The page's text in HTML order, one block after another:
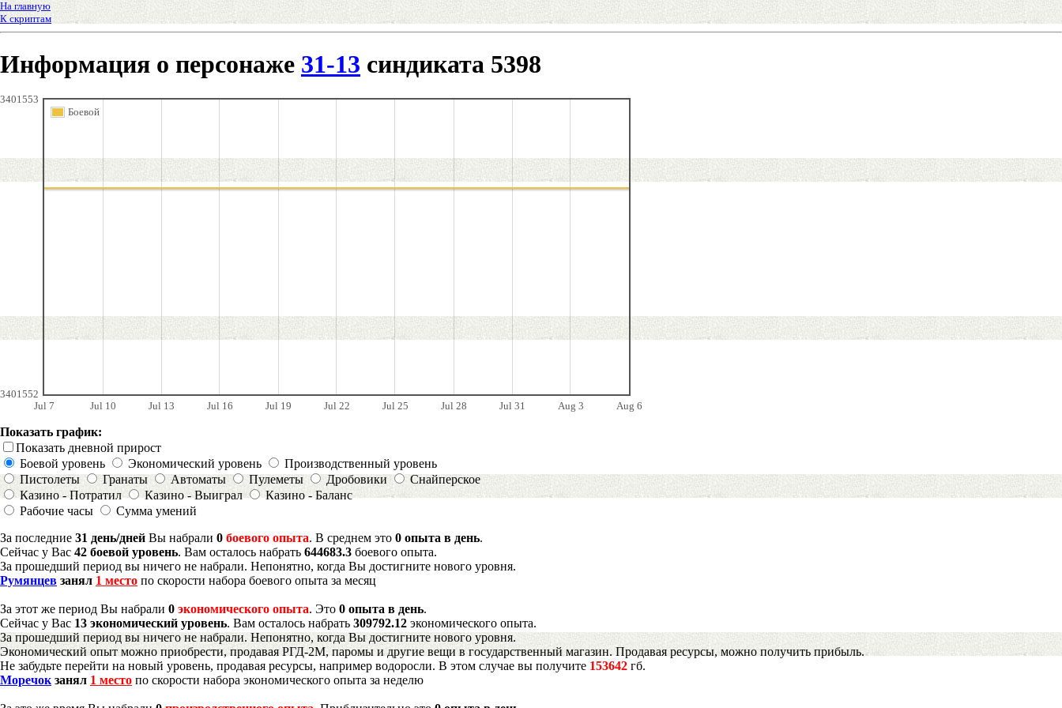
На главную
К скриптам
Информация о персонаже 31-13 синдиката 5398
Jul 7 Jul 10 Jul 13 Jul 16 Jul 19 Jul 22 Jul 25 Jul 28 Jul 31 Aug 3 Aug 6
3401552
3401553
Боевой
Показать график:
Показать дневной прирост
Боевой уровень
Экономический уровень
Производственный уровень
Пистолеты
Гранаты Автоматы Пулеметы Дробовики
Снайперское
Казино - Потратил
Казино - Выиграл
Казино - Баланс
Рабочие часы
Сумма умений
За последние 31 день/дней Вы набрали 0 боевого опыта. В среднем это 0 опыта в день.
Сейчас у Вас 42 боевой уровень. Вам осталось набрать 644683.3 боевого опыта.
За прошедший период вы ничего не набрали. Непонятно, когда Вы достигните нового уровня.
Румянцев занял 1 место по скорости набора боевого опыта за месяц
За этот же период Вы набрали 0 экономического опыта. Это 0 опыта в день.
Сейчас у Вас 13 экономический уровень. Вам осталось набрать 309792.12 экономического опыта.
За прошедший период вы ничего не набрали. Непонятно, когда Вы достигните нового уровня.
Экономический опыт можно приобрести, продавая РГД-2М, паромы и другие вещи в государственный магазин. Продавая ресурсы, можно получить прибыль.
Не забудьте перейти на новый уровень, продавая ресурсы, например водоросли. В этом случае вы получите 153642 гб.
Моречок занял 1 место по скорости набора экономического опыта за неделю